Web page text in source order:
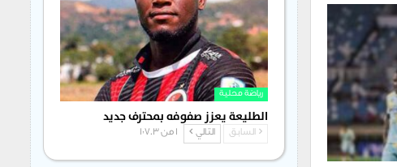
رياضة محلية
الطليعة يعزز صفوفه بمحترف جديد
السابق التالي 1 من 1٬703